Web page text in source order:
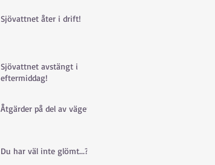
Sjövattnet åter i drift!
Sjövattnet avstängt i
eftermiddag!
Åtgärder på del av vägen
Du har väl inte glömt...?